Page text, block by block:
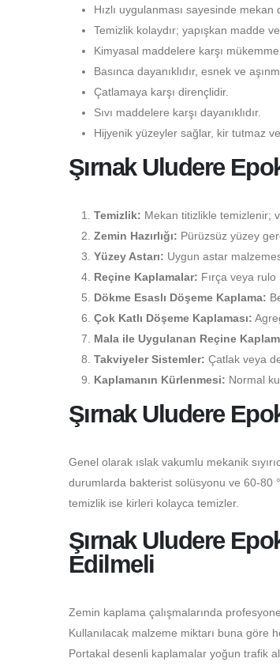
Hızlı uygulanması sayesinde
Temizlik kolaydır; yapışkan madde
Kimyasal maddelere karşı
Basınca dayanıklıdır, esnek ve
Çatlamaya karşı dirençlidir.
Sıvı maddelere karşı dayanıklıdır.
Hijyenik yüzeyler sağlar, kir tutmaz
Şırnak Uludere
Temizlik: Mekan titizlikle temizlenir;
Zemin Hazırlığı: Pürüzsüz yüzey
Yüzey Astarı: Uygun astar
Reçine Kaplamalar: Fırça veya
Dökme Esaslı Döşeme Kaplama:
Çok Katlı Döşeme Kaplaması:
Mala ile Uygulanan Reçine
Takviyeler Sistemler: Çatlak veya
Kaplamanın Kürlenmesi: Normal
Şırnak Uludere
Genel olarak ıslak vakumlu mekanik
durumlarda bakterist solüsyonu ve 60-80
temizlik ise kirleri kolayca temizler.
Şırnak Uludere
Edilmeli
Zemin kaplama çalışmalarında
Kullanılacak malzeme miktarı buna göre
Portakal desenli kaplamalar yoğun trafik